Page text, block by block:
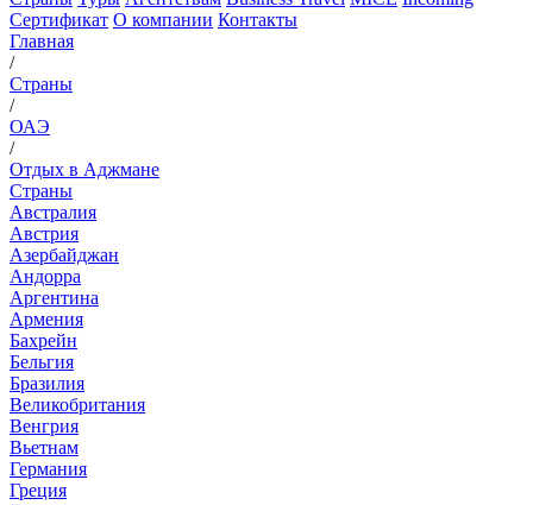
Сертификат О компании Контакты
Главная
/
Страны
/
ОАЭ
/
Отдых в Аджмане
Страны
Австралия
Австрия
Азербайджан
Андорра
Аргентина
Армения
Бахрейн
Бельгия
Бразилия
Великобритания
Венгрия
Вьетнам
Германия
Греция